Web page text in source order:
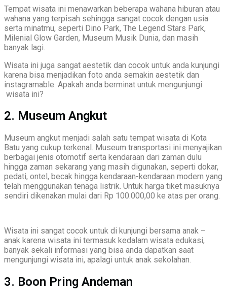
Tempat wisata ini menawarkan beberapa wahana hiburan atau
wahana yang terpisah sehingga sangat cocok dengan usia
serta minatmu, seperti Dino Park, The Legend Stars Park,
Milenial Glow Garden, Museum Musik Dunia, dan masih
banyak lagi.
Wisata ini juga sangat aestetik dan cocok untuk anda kunjungi
karena bisa menjadikan foto anda semakin aestetik dan
instagramable. Apakah anda berminat untuk mengunjungi
wisata ini?
2. Museum Angkut
Museum angkut menjadi salah satu tempat wisata di Kota
Batu yang cukup terkenal. Museum transportasi ini menyajikan
berbagai jenis otomotif serta kendaraan dari zaman dulu
hingga zaman sekarang yang masih digunakan, seperti dokar,
pedati, ontel, becak hingga kendaraan-kendaraan modern yang
telah menggunakan tenaga listrik. Untuk harga tiket masuknya
sendiri dikenakan mulai dari Rp 100.000,00 ke atas per orang.
Wisata ini sangat cocok untuk di kunjungi bersama anak –
anak karena wisata ini termasuk kedalam wisata edukasi,
banyak sekali informasi yang bisa anda dapatkan saat
mengunjungi wisata ini, apalagi untuk anak sekolahan.
3. Boon Pring Andeman